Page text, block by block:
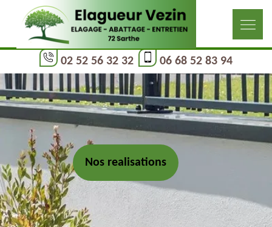
02 52 56 32 32 06 68 52 83 94
Nos realisations